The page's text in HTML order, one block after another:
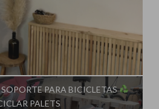
PARA BICICLETAS
PALETS